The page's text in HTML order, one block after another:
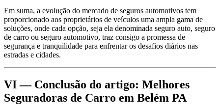
Em suma, a evolução do mercado de seguros automotivos tem
proporcionado aos proprietários de veículos uma ampla gama de
soluções, onde cada opção, seja ela denominada seguro auto, seguro
de carro ou seguro automotivo, traz consigo a promessa de
segurança e tranquilidade para enfrentar os desafios diários nas
estradas e cidades.
VI — Conclusão do artigo: Melhores
Seguradoras de Carro em Belém PA